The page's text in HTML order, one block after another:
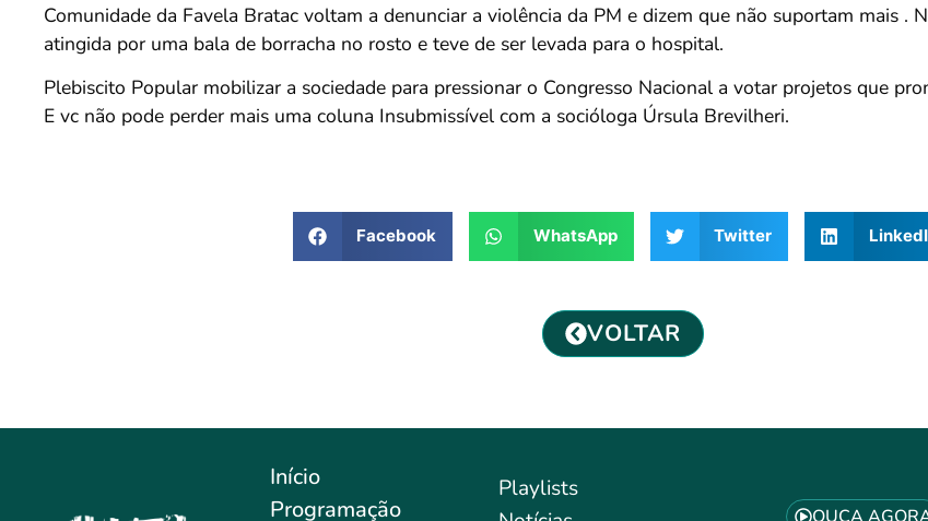
Comunidade da Favela Bratac voltam a denunciar a violência da PM e dizem que não suportam mais .
atingida por uma bala de borracha no rosto e teve de ser levada para o hospital.
Plebiscito Popular mobilizar a sociedade para pressionar o Congresso Nacional a votar projetos que
E vc não pode perder mais uma coluna Insubmissível com a socióloga Úrsula Brevilheri.
Facebook WhatsApp Twitter
VOLTAR
Início
Programação
Playlists